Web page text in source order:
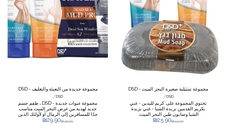
مجموعة تمثيلية صغيرة البحر الميت - DSD
DSD
/
تحتوي المجموعة على: كريم لليدين - غني
بكريم القدمين بزبدة الشيا - غني بزبدة
الشيا وصابون طين البحر الميت.
₪34.90
₪25.90
مجموعة جديدة من التعبئة والتغليف - DSD
DSD
/
مجموعة عبوات جديدة - DSD ، طقم جسم
جديد لهدية من عرض البحر الميت مناسب
جدًا للمسافرين إلى الرمال أو لأولئك الذين
يرغبون في تقديم هدية من البحر الميت
₪45.90
₪29.90